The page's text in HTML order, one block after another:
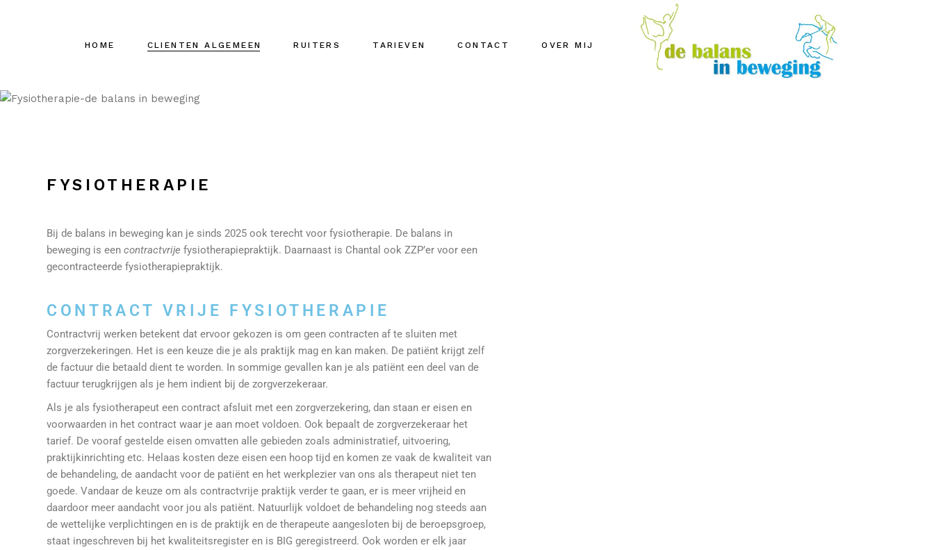
HOME CLIENTEN ALGEMEEN
Fysiotherapie
Tapen (MTC)
RUITERS
Meten = weten
TARIEVEN CONTACT OVER MIJ
contractvrije
FYSIOTHERAPIE
Bij de balans in beweging kan je sinds 2025 ook terecht voor fysiotherapie. De balans in
beweging is eencontractvrijefysiotherapiepraktijk. Daarnaast is Chantal ook ZZP’er voor een
gecontracteerde fysiotherapiepraktijk.
CONTRACT VRIJE FYSIOTHERAPIE
Contractvrij werken betekent dat ervoor gekozen is om geen contracten af te sluiten met
zorgverzekeringen. Het is een keuze die je als praktijk mag en kan maken. De patiënt krijgt zelf
de factuur die betaald dient te worden. In sommige gevallen kan je als patiënt een deel van de
factuur terugkrijgen als je hem indient bij de zorgverzekeraar.
Als je als fysiotherapeut een contract afsluit met een zorgverzekering, dan staan er eisen en
voorwaarden in het contract waar je aan moet voldoen. Ook bepaalt de zorgverzekeraar het
tarief. De vooraf gestelde eisen omvatten alle gebieden zoals administratief, uitvoering,
praktijkinrichting etc. Helaas kosten deze eisen een hoop tijd en komen ze vaak de kwaliteit van
de behandeling, de aandacht voor de patiënt en het werkplezier van ons als therapeut niet ten
goede. Vandaar de keuze om als contractvrije praktijk verder te gaan, er is meer vrijheid en
daardoor meer aandacht voor jou als patiënt. Natuurlijk voldoet de behandeling nog steeds aan
de wettelijke verplichtingen en is de praktijk en de therapeute aangesloten bij de beroepsgroep,
staat ingeschreven bij het kwaliteitsregister en is BIG geregistreerd. Ook worden er elk jaar